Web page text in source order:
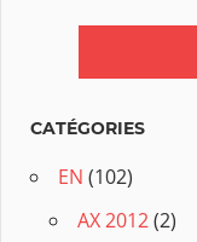
CATÉGORIES
EN (102)
AX 2012(2)